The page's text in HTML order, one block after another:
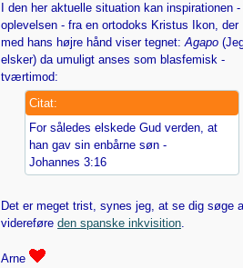
I den her aktuelle situation kan inspirationen -
oplevelsen - fra en ortodoks Kristus Ikon, der
med hans højre hånd viser tegnet:Agapo
elsker) da umuligt anses som blasfemisk -
tværtimod:
Citat:
For således elskede Gud verden, at
han gav sin enbårne søn -
Johannes 3:16
Det er meget trist, synes jeg, at se dig søge
videreføre den spanske inkvisition.
Arne